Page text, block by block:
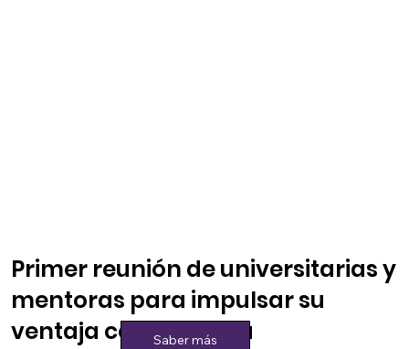
Primer reunión de universitarias y
mentoras para impulsar su
ventaja colaborativa
Saber más